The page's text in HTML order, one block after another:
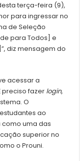
terça-feira (9),
para ingressar no
de Seleção
para Todos] e
diz mensagem do
acessar a
preciso fazer login,
O
ao
uma das
superior no
o Prouni.